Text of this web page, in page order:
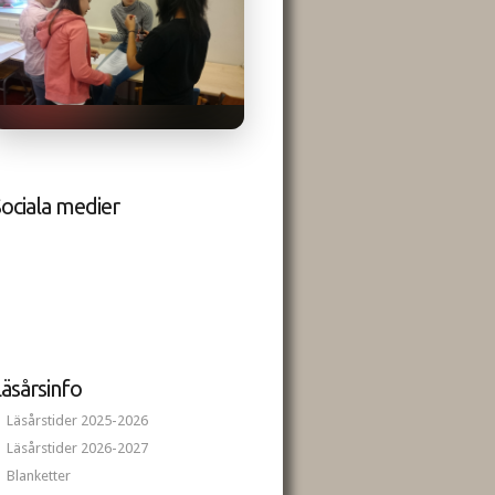
medier
Läsårstider 2025-2026
Läsårstider 2026-2027
Blanketter